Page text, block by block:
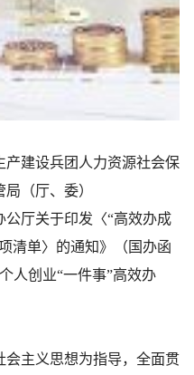
建设兵团人力资源社会保
（厅、委）
厅关于印发〈“高效办成
清单〉的通知》（国办函
人创业“一件事”高效办
主义思想为指导，全面贯